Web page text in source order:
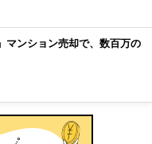
マンション売却で、数百万の